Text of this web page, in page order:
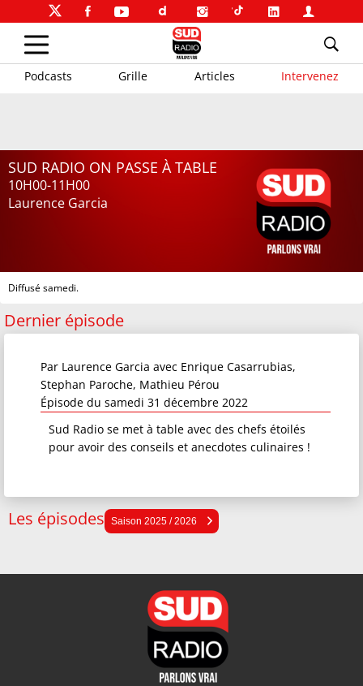
Podcasts Grille Articles Intervenez
SUD RADIO ON PASSE À TABLE
10H00-11H00
Laurence Garcia
Diffusé samedi.
Dernier épisode
Par Laurence Garcia avec Enrique Casarrubias,
Stephan Paroche, Mathieu Pérou
Épisode du samedi 31 décembre 2022
Sud Radio se met à table avec des chefs étoilés
pour avoir des conseils et anecdotes culinaires !
Les épisodes Saison 2025 / 2026
Saison 2023 / 2024